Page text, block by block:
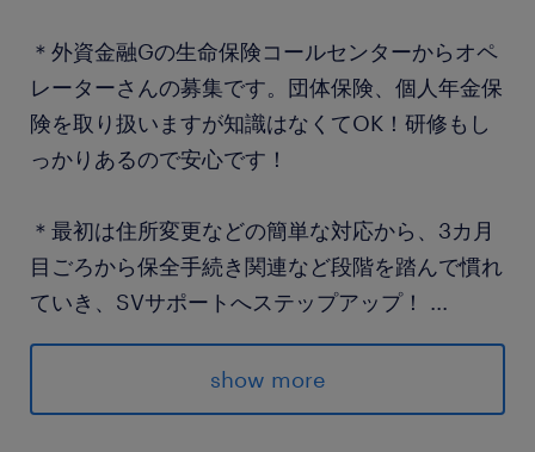
＊外資金融Gの生命保険コールセンターからオペ
レーターさんの募集です。団体保険、個人年金保
険を取り扱いますが知識はなくてOK！研修もし
っかりあるので安心です！
＊最初は住所変更などの簡単な対応から、3カ月
目ごろから保全手続き関連など段階を踏んで慣れ
ていき、SVサポートへステップアップ！ ...
＊必要な資格を取得もありますが、金融業界でず
っと使える知識が身につきます！
show more